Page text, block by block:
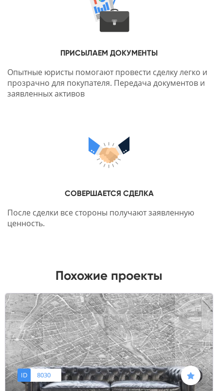
ПРИСЫЛАЕМ ДОКУМЕНТЫ
Опытные юристы помогают провести сделку легко и
прозрачно для покупателя. Передача документов и
заявленных активов
СОВЕРШАЕТСЯ СДЕЛКА
После сделки все стороны получают заявленную
ценность.
Похожие проекты
ID 8030